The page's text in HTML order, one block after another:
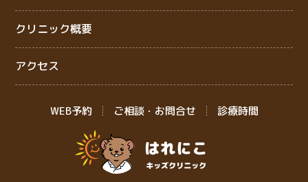
クリニック概要
アクセス
WEB予約 ご相談・お問合せ 診療時間